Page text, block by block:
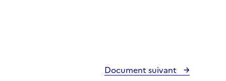
Document suivant